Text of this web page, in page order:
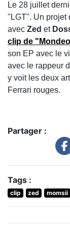
Le 28 juillet
"LGT". Un projet
avec Zed et
clip de
son EP avec le
avec le rappeur
y voit les deux
Ferrari rouges.
Partager :
Tags :
clip zed momsii